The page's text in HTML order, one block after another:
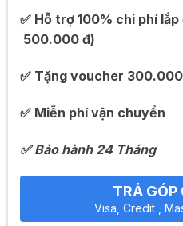
✅Hỗ trợ 100% chi phí
500.000 đ)
✅ Tặng voucher
✅ Miễn phí vận chuyển
✅ Bảo hành 24 Tháng
TRẢ GÓP
Visa, Credit ,